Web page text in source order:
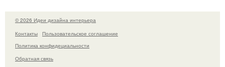
© 2026 Идеи дизайна интерьера
Контакты
Пользовательское соглашение
Политика конфидециальности
Обратная связь